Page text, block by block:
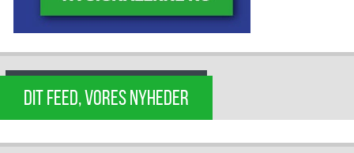
DIT FEED, VORES NYHEDER